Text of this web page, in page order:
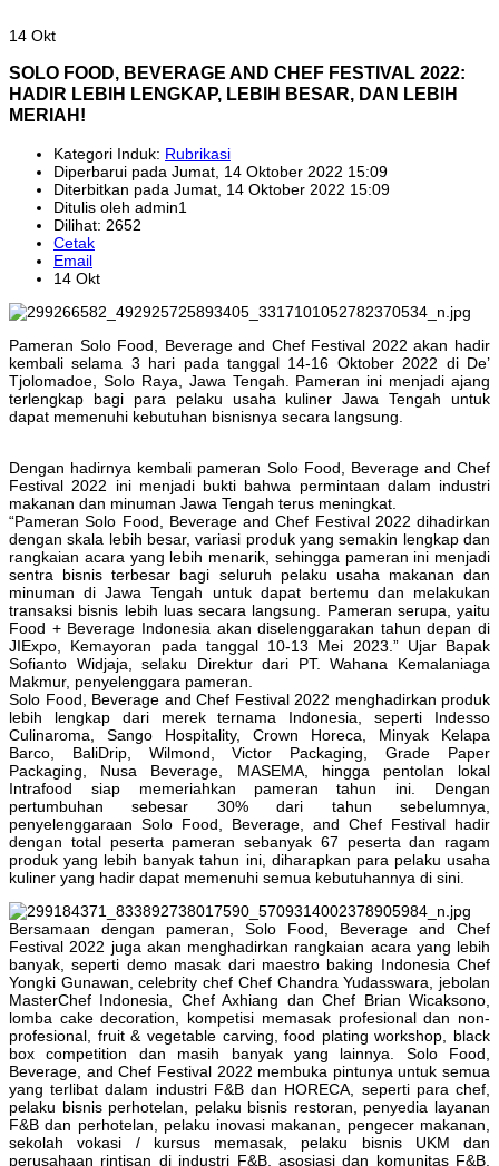
14 Okt
SOLO FOOD, BEVERAGE AND CHEF FESTIVAL 2022:
HADIR LEBIH LENGKAP, LEBIH BESAR, DAN LEBIH
MERIAH!
Kategori Induk: Rubrikasi
Diperbarui pada Jumat, 14 Oktober 2022 15:09
Diterbitkan pada Jumat, 14 Oktober 2022 15:09
Ditulis oleh admin1
Dilihat: 2652
Cetak
Email
14 Okt
Pameran Solo Food, Beverage and Chef Festival 2022 akan hadir
kembali selama 3 hari pada tanggal 14-16 Oktober 2022 di De’
Tjolomadoe, Solo Raya, Jawa Tengah. Pameran ini menjadi ajang
terlengkap bagi para pelaku usaha kuliner Jawa Tengah untuk
dapat memenuhi kebutuhan bisnisnya secara langsung.
Dengan hadirnya kembali pameran Solo Food, Beverage and Chef
Festival 2022 ini menjadi bukti bahwa permintaan dalam industri
makanan dan minuman Jawa Tengah terus meningkat.
“Pameran Solo Food, Beverage and Chef Festival 2022 dihadirkan
dengan skala lebih besar, variasi produk yang semakin lengkap dan
rangkaian acara yang lebih menarik, sehingga pameran ini menjadi
sentra bisnis terbesar bagi seluruh pelaku usaha makanan dan
minuman di Jawa Tengah untuk dapat bertemu dan melakukan
transaksi bisnis lebih luas secara langsung. Pameran serupa, yaitu
Food + Beverage Indonesia akan diselenggarakan tahun depan di
JIExpo, Kemayoran pada tanggal 10-13 Mei 2023.” Ujar Bapak
Sofianto Widjaja, selaku Direktur dari PT. Wahana Kemalaniaga
Makmur, penyelenggara pameran.
Solo Food, Beverage and Chef Festival 2022 menghadirkan produk
lebih lengkap dari merek ternama Indonesia, seperti Indesso
Culinaroma, Sango Hospitality, Crown Horeca, Minyak Kelapa
Barco, BaliDrip, Wilmond, Victor Packaging, Grade Paper
Packaging, Nusa Beverage, MASEMA, hingga pentolan lokal
Intrafood siap memeriahkan pameran tahun ini. Dengan
pertumbuhan sebesar 30% dari tahun sebelumnya,
penyelenggaraan Solo Food, Beverage, and Chef Festival hadir
dengan total peserta pameran sebanyak 67 peserta dan ragam
produk yang lebih banyak tahun ini, diharapkan para pelaku usaha
kuliner yang hadir dapat memenuhi semua kebutuhannya di sini.
Bersamaan dengan pameran, Solo Food, Beverage and Chef
Festival 2022 juga akan menghadirkan rangkaian acara yang lebih
banyak, seperti demo masak dari maestro baking Indonesia Chef
Yongki Gunawan, celebrity chef Chef Chandra Yudasswara, jebolan
MasterChef Indonesia, Chef Axhiang dan Chef Brian Wicaksono,
lomba cake decoration, kompetisi memasak profesional dan non-
profesional, fruit & vegetable carving, food plating workshop, black
box competition dan masih banyak yang lainnya. Solo Food,
Beverage, and Chef Festival 2022 membuka pintunya untuk semua
yang terlibat dalam industri F&B dan HORECA, seperti para chef,
pelaku bisnis perhotelan, pelaku bisnis restoran, penyedia layanan
F&B dan perhotelan, pelaku inovasi makanan, pengecer makanan,
sekolah vokasi / kursus memasak, pelaku bisnis UKM dan
perusahaan rintisan di industri F&B, asosiasi dan komunitas F&B,